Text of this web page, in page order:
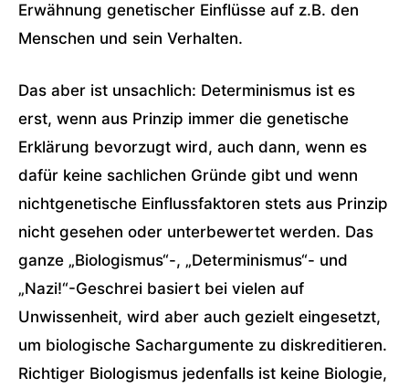
Erwähnung genetischer Einflüsse auf z.B. den
Menschen und sein Verhalten.
Das aber ist unsachlich: Determinismus ist es
erst, wenn aus Prinzip immer die genetische
Erklärung bevorzugt wird, auch dann, wenn es
dafür keine sachlichen Gründe gibt und wenn
nichtgenetische Einflussfaktoren stets aus Prinzip
nicht gesehen oder unterbewertet werden. Das
ganze „Biologismus“-, „Determinismus“- und
„Nazi!“-Geschrei basiert bei vielen auf
Unwissenheit, wird aber auch gezielt eingesetzt,
um biologische Sachargumente zu diskreditieren.
Richtiger Biologismus jedenfalls ist keine Biologie,